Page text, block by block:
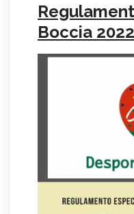
Boccia